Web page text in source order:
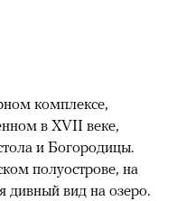
комплексе,
в XVII веке,
и Богородицы.
полуострове, на
дивный вид на озеро.